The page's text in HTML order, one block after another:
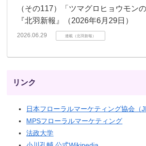
（その117）「ツマグロヒョウモン
『北羽新報』（2026年6月29日）
2026.06.29 連載（北羽新報）
リンク
日本フローラルマーケティング協会（
MPSフローラルマーケティング
法政大学